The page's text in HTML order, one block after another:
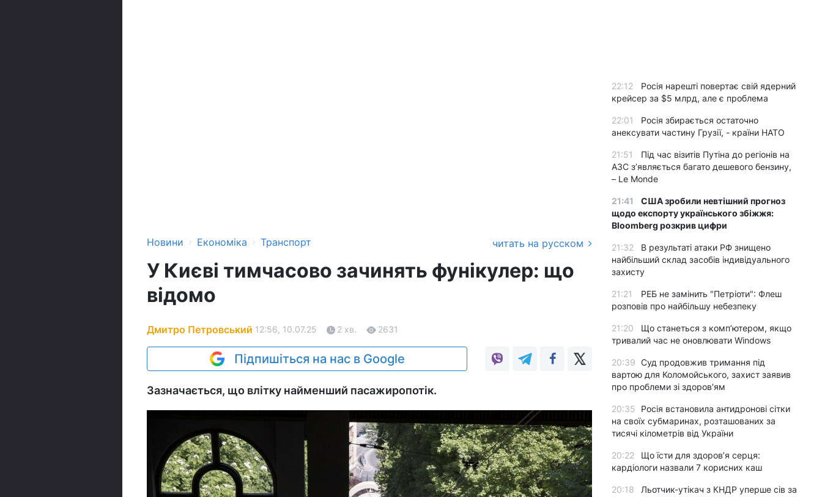
Новини › Економіка › Транспорт читать на русском
У Києві тимчасово зачинять фунікулер: що
відомо
Дмитро Петровський 12:56, 10.07.25 2 хв. 2631
Підпишіться на нас в Google
Зазначається, що влітку найменший пасажиропотік.
22:12
Росія нарешті повертає свій ядерний
крейсер за $5 млрд, але є проблема
22:01
Росія збирається остаточно
анексувати частину Грузії, - країни НАТО
21:51
Під час візитів Путіна до регіонів на
АЗС з’являється багато дешевого бензину,
– Le Monde
21:41
США зробили невтішний прогноз
щодо експорту українського збіжжя:
Bloomberg розкрив цифри
21:32
В результаті атаки РФ знищено
найбільший склад засобів індивідуального
захисту
21:21
РЕБ не замінить "Петріоти": Флеш
розповів про найбільшу небезпеку
21:20
Що станеться з комп’ютером, якщо
тривалий час не оновлювати Windows
20:39 Суд продовжив тримання під
вартою для Коломойського, захист заявив
про проблеми зі здоров'ям
20:35
Росія встановила антидронові сітки
на своїх субмаринах, розташованих за
тисячі кілометрів від України
20:22
Що їсти для здоров’я серця:
кардіологи назвали 7 корисних каш
20:18
Льотчик-утікач з КНДР уперше сів за